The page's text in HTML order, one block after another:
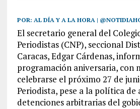
POR: AL DÍA Y A LA HORA |
El secretario general del
Periodistas (CNP), seccional
Caracas, Edgar Cárdenas,
programación aniversaria, con
celebrarse el próximo 27 de
Periodista, pese a la política de
detenciones arbitrarias del